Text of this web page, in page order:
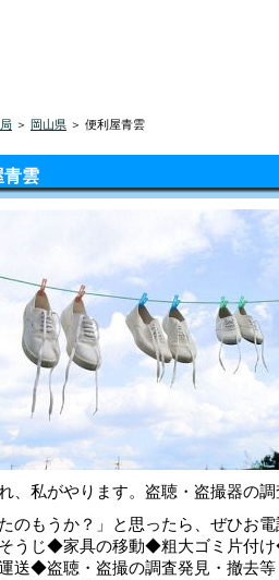
＞ 岡山県 ＞ 便利屋青雲
青雲
、私がやります。盗聴・盗撮器の調
たのもうか？」と思ったら、ぜひお
うじ◆家具の移動◆粗大ゴミ片付
送◆盗聴・盗撮の調査発見・撤去等